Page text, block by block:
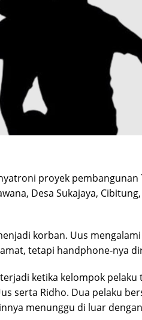
proyek pembangunan
Desa Sukajaya,
korban. Uus
tetapi handphone-nya
ketika kelompok
serta Ridho. Dua pelaku
menunggu di luar